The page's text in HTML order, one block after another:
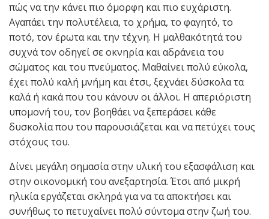
πώς να την κάνει πιο όμορφη και πιο ευχάριστη.
Αγαπάει την πολυτέλεια, το χρήμα, το φαγητό, το
ποτό, τον έρωτα και την τέχνη. Η μαλθακότητά του
συχνά τον οδηγεί σε οκνηρία και αδράνεια του
σώματος και του πνεύματος. Μαθαίνει πολύ εύκολα,
έχει πολύ καλή μνήμη και έτσι, ξεχνάει δύσκολα τα
καλά ή κακά που του κάνουν οι άλλοι. Η απεριόριστη
υπομονή του, τον βοηθάει να ξεπεράσει κάθε
δυσκολία που του παρουσιάζεται και να πετύχει τους
στόχους του.
Δίνει μεγάλη σημασία στην υλική του εξασφάλιση και
στην οικονομική του ανεξαρτησία. Έτσι από μικρή
ηλικία εργάζεται σκληρά για να τα αποκτήσει και
συνήθως το πετυχαίνει πολύ σύντομα στην ζωή του.